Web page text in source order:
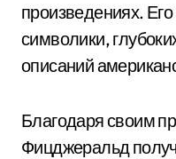
произведениях.
символики,
описаний
Благодаря своим
Фицджеральд